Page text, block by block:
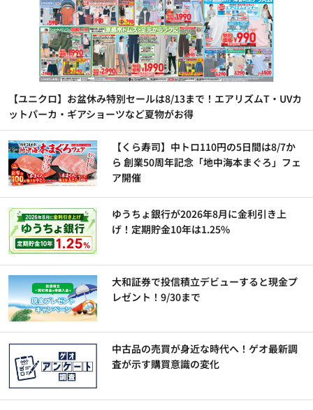
【ユニクロ】お盆休み特別セールは8/13まで！エアリズムT・UVカ
ットパーカ・ギアショーツなど夏物がお得
【くら寿司】中トロ110円の5日間は8/7か
ら 創業50周年記念「地中海本まぐろ」フェ
ア開催
ゆうちょ銀行が2026年8月に金利引き上
げ！定期貯金10年は1.25%
大和証券で投信積立デビューすると現金プ
レゼント！9/30まで
中古品の売買が身近な時代へ！ゲオ最新調
査が示す購買意識の変化